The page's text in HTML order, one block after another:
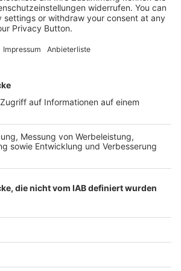
bis zu 14 Tage nach
(innerhalb Deutschlands).
ist mit Hilfe eines SSL-